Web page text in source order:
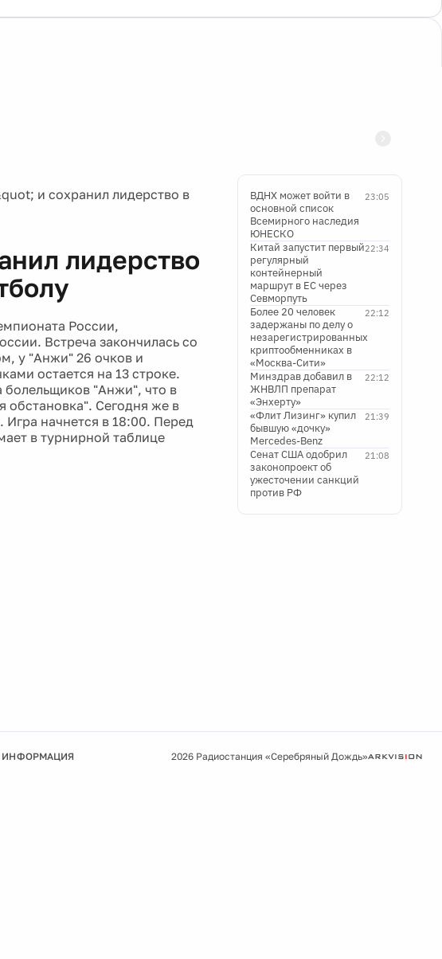
и сохранил лидерство в
лидерство
России,
Встреча закончилась со
у "Анжи" 26 очков и
остается на 13 строке.
болельщиков "Анжи", что в
обстановка". Сегодня же в
начнется в 18:00. Перед
в турнирной таблице
23:05
ВДНХ может войти в
основной список
Всемирного наследия
ЮНЕСКО
22:34
Китай запустит первый
регулярный
контейнерный
маршрут в ЕС через
Севморпуть
22:12
Более 20 человек
задержаны по делу о
незарегистрированных
криптообменниках в
«Москва-Сити»
22:12
Минздрав добавил в
ЖНВЛП препарат
«Энхерту»
21:39
«Флит Лизинг» купил
бывшую «дочку»
Mercedes-Benz
21:08
Сенат США одобрил
законопроект об
ужесточении санкций
против РФ
ИНФОРМАЦИЯ 2026 Радиостанция «Серебряный Дождь»